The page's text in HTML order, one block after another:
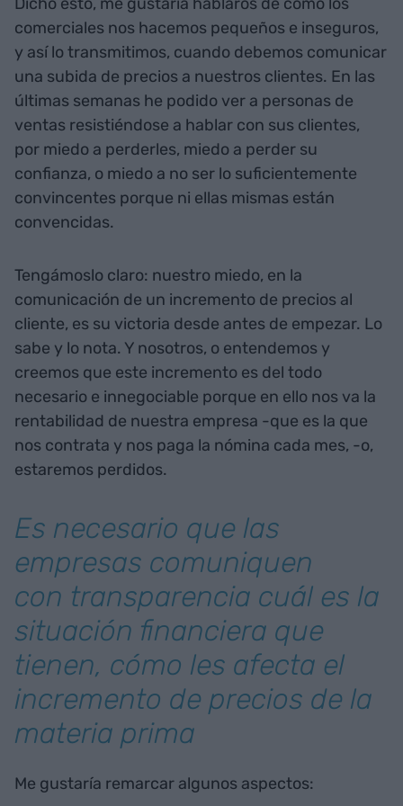
comerciales nos hacemos pequeños e inseguros,
y así lo transmitimos, cuando debemos comunicar
una subida de precios a nuestros clientes. En las
últimas semanas he podido ver a personas de
ventas resistiéndose a hablar con sus clientes,
por miedo a perderles, miedo a perder su
confianza, o miedo a no ser lo suficientemente
convincentes porque ni ellas mismas están
convencidas.
Tengámoslo claro: nuestro miedo, en la
comunicación de un incremento de precios al
cliente, es su victoria desde antes de empezar. Lo
sabe y lo nota. Y nosotros, o entendemos y
creemos que este incremento es del todo
necesario e innegociable porque en ello nos va la
rentabilidad de nuestra empresa -que es la que
nos contrata y nos paga la nómina cada mes, -o,
estaremos perdidos.
Es necesario que las
empresas comuniquen
con transparencia cuál es la
situación financiera que
tienen, cómo les afecta el
incremento de precios de la
materia prima
Me gustaría remarcar algunos aspectos: